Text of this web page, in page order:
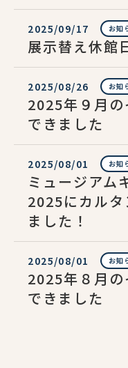
2025/09/17 お知
展示替え休館
2025/08/26 お知
2025年９月
できました
2025/08/01 お知
ミュージアム
2025にカル
ました！
2025/08/01 お知
2025年８月
できました